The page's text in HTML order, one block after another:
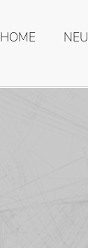
HOME NEU